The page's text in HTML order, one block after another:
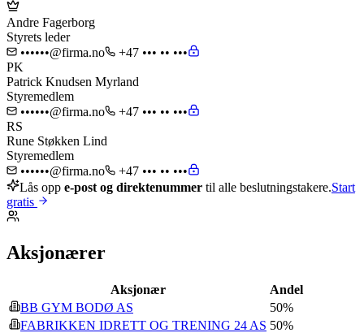
Andre Fagerborg
Styrets leder
••••••@firma.no
+47 ••• •• •••
PK
Patrick Knudsen Myrland
Styremedlem
••••••@firma.no
+47 ••• •• •••
RS
Rune Støkken Lind
Styremedlem
••••••@firma.no
+47 ••• •• •••
Lås opp e-post og direktenummer til alle beslutningstakere.Start
gratis
Aksjonærer
Aksjonær
Andel
BB GYM BODØ AS
50%
FABRIKKEN IDRETT OG TRENING 24 AS 50%